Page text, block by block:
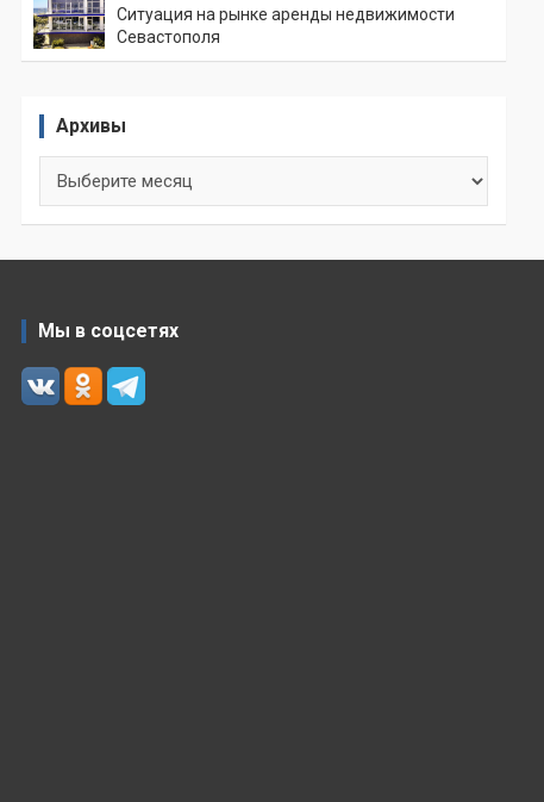
Ситуация на рынке аренды недвижимости
Севастополя
Архивы
Мы в соцсетях